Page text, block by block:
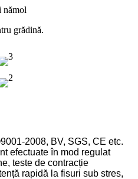
nămol
grădină.
2008, BV, SGS, CE etc.
efectuate în mod regulat
teste de contracție
rapidă la fisuri sub stres,